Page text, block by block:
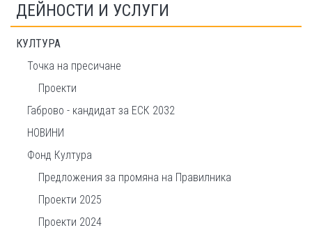
ДЕЙНОСТИ И УСЛУГИ
КУЛТУРА
Точка на пресичане
Проекти
Габрово - кандидат за ЕСК 2032
НОВИНИ
Фонд Култура
Предложения за промяна на Правилника
Проекти 2025
Проекти 2024